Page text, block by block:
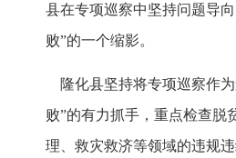
县在专项巡察中坚持问题导
败”的一个缩影。
隆化县坚持将专项巡察作
败”的有力抓手，重点检查脱
理、救灾救济等领域的违规